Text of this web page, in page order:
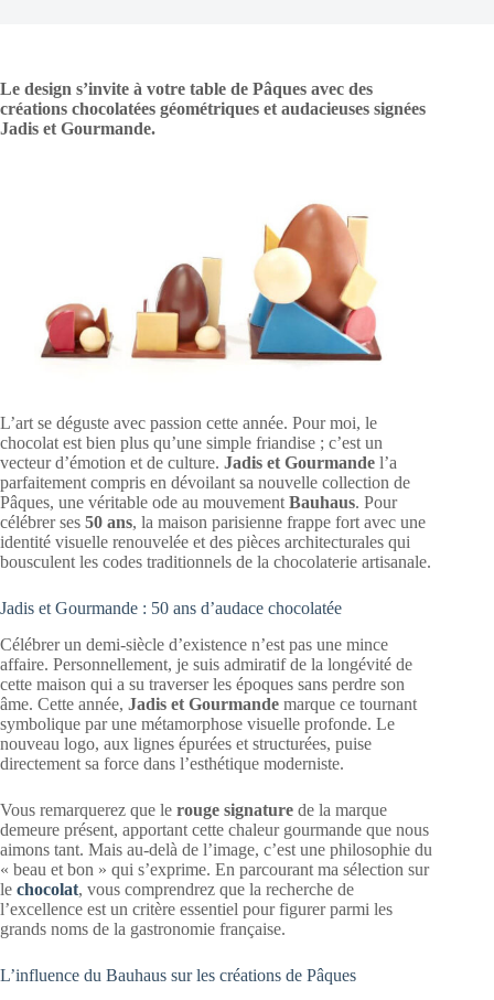
Le design s’invite à votre table de Pâques avec des
créations chocolatées géométriques et audacieuses signées
Jadis et Gourmande.
L’art se déguste avec passion cette année. Pour moi, le
chocolat est bien plus qu’une simple friandise ; c’est un
vecteur d’émotion et de culture. Jadis et Gourmande l’a
parfaitement compris en dévoilant sa nouvelle collection de
Pâques, une véritable ode au mouvement Bauhaus. Pour
célébrer ses 50 ans, la maison parisienne frappe fort avec une
identité visuelle renouvelée et des pièces architecturales qui
bousculent les codes traditionnels de la chocolaterie artisanale.
Jadis et Gourmande : 50 ans d’audace chocolatée
Célébrer un demi-siècle d’existence n’est pas une mince
affaire. Personnellement, je suis admiratif de la longévité de
cette maison qui a su traverser les époques sans perdre son
âme. Cette année, Jadis et Gourmande marque ce tournant
symbolique par une métamorphose visuelle profonde. Le
nouveau logo, aux lignes épurées et structurées, puise
directement sa force dans l’esthétique moderniste.
Vous remarquerez que le rouge signature de la marque
demeure présent, apportant cette chaleur gourmande que nous
aimons tant. Mais au-delà de l’image, c’est une philosophie du
« beau et bon » qui s’exprime. En parcourant ma sélection sur
le chocolat, vous comprendrez que la recherche de
l’excellence est un critère essentiel pour figurer parmi les
grands noms de la gastronomie française.
L’influence du Bauhaus sur les créations de Pâques